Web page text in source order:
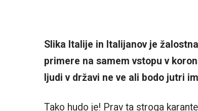
Slika Italije in Italijanov je
primere na samem vstopu v
ljudi v državi ne ve ali bodo jutri
Tako hudo je! Prav ta stroga